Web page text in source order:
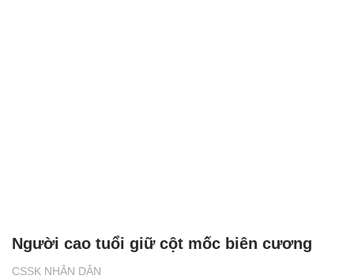
CSSK NHÂN DÂN
Người cao tuổi giữ cột mốc biên cương